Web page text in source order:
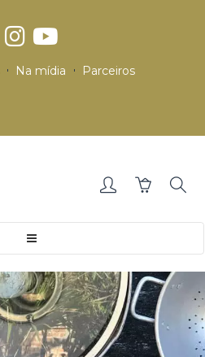
Na mídia Parceiros